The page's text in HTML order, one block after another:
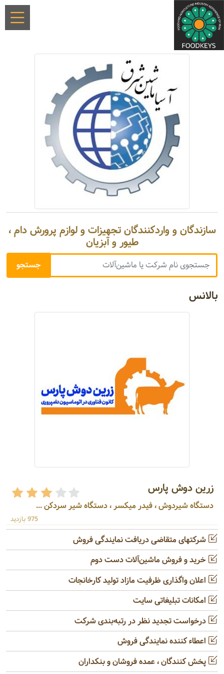
سازندگان و واردکنندگان تجهیزات و لوازم پرورش دام ،
طیور و آبزیان
بالانس
زرین دوش پارس
دستگاه شیردوش ، فیدر میکسر ، دستگاه شیر سردکن ...
975 بازدید
شرکتهای متقاضی دریافت نمایندگی فروش
خرید و فروش ماشین‌آلات دست دوم
اعلان واگذاری ظرفیت مازاد تولید کارخانجات
امکانات تبلیغاتی سایت
درخواست تجدید نظر در رتبه‌بندی شرکت
اعطاء کننده نمایندگی فروش
پخش کنندگان ، عمده فروشان و بنکداران